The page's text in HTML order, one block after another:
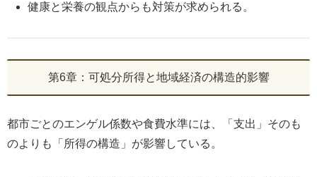
健康と栄養の観点からも対策が求められる。
第6章：可処分所得と地域経済の構造的影響
都市ごとのエンゲル係数や食費水準には、「支出」そのも
のよりも「所得の構造」が影響している。